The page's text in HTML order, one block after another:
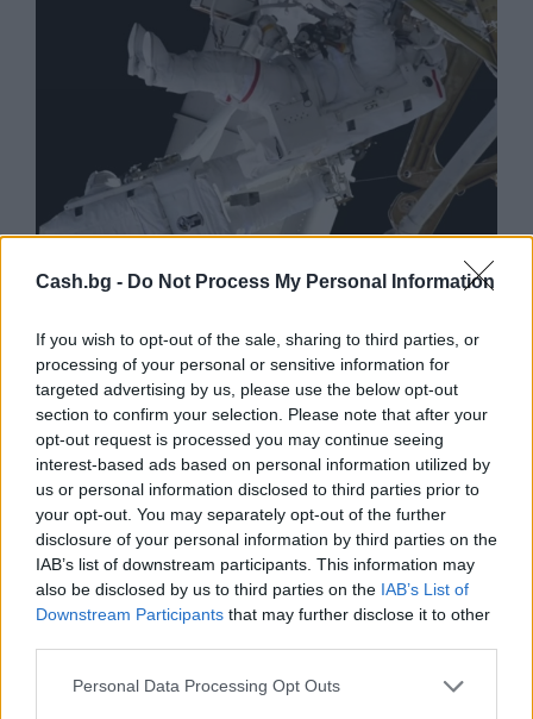
Cash.bg - Do Not Process My Personal Information
If you wish to opt-out of the sale, sharing to third parties, or
processing of your personal or sensitive information for
targeted advertising by us, please use the below opt-out
section to confirm your selection. Please note that after your
opt-out request is processed you may continue seeing
interest-based ads based on personal information utilized by
us or personal information disclosed to third parties prior to
your opt-out. You may separately opt-out of the further
disclosure of your personal information by third parties on the
IAB’s list of downstream participants. This information may
also be disclosed by us to third parties on the IAB’s List of
Downstream Participants that may further disclose it to other
Personal Data Processing Opt Outs
Астронавти на NASA излязоха в
открития космос
07.08.2026 / 15:00